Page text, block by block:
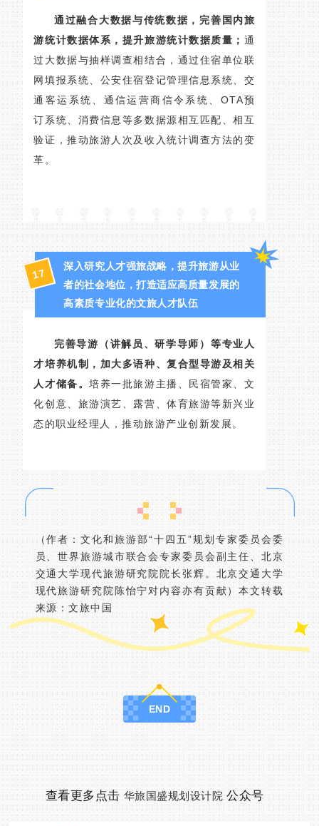
通过融合大数据与传统数据，完善国内旅
游统计数据体系，提升旅游统计数据质量； 通
过大数据与抽样调查相结合，通过住宿单位联
网填报系统、公安住宿登记管理信息系统、交
通客运系统、通信运营商信令系统、OTA预
订系统、消费信息等多数据源相互匹配、相互
验证，推动旅游人次及收入统计调查方法的变
革。
17
深入研究人才强旅战略，提升旅游从业
者的社会地位，打造适应高质量发展的
高素质专业化的文旅人才队伍
完善导游（讲解员、研学导师）等专业人
才培养机制，加大多语种、复合型导游及相关
人才储备。培养一批旅游主播、民宿管家、文
化创意、旅游演艺、露营、体育旅游等新兴业
态的职业经理人，推动旅游产业创新发展。
（作者：文化和旅游部“十四五”规划专家委员会委
员、世界旅游城市联合会专家委员会副主任、北京
交通大学现代旅游研究院院长张辉。北京交通大学
现代旅游研究院陈怡宁对内容亦有贡献）本文转载
来源：文旅中国
END
查看更多点击 华旅国盛规划设计院 公众号